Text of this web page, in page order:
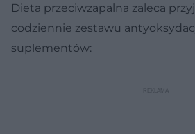
Dieta przeciwzapalna zaleca
codziennie zestawu
suplementów: